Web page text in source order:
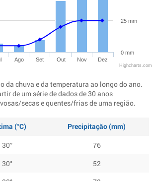
Ago Set Out Nov Dez
0 mm
25 mm
Highcharts.com
da chuva e da temperatura ao longo do ano.
de um série de dados de 30 anos
secas e quentes/frias de uma região.
(°C)
Precipitação (mm)
30°
76
30°
52